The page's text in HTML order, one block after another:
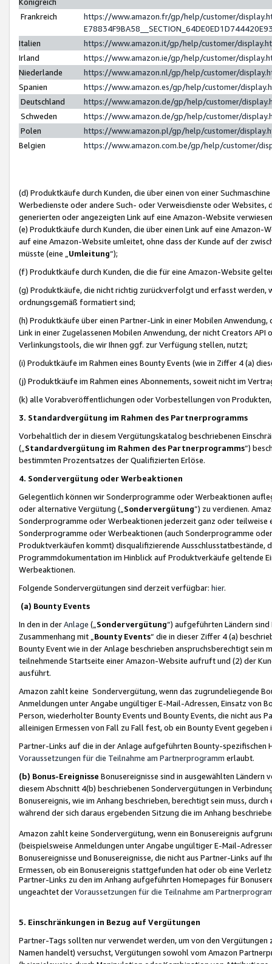
Frankreich
https://www.amazon.fr/gp/help/customer/
Italien
https://www.amazon.it/gp/help/customer/
Irland
https://www.amazon.ie/gp/help/customer/
Niederlande
https://www.amazon.nl/gp/help/customer/
Spanien
https://www.amazon.es/gp/help/customer/
Deutschland
https://www.amazon.de/gp/help/customer/
Schweden
https://www.amazon.de/gp/help/customer/
Polen
https://www.amazon.pl/gp/help/customer/
Belgien
https://www.amazon.com.be/gp/help/customer/
(d) Produktkäufe durch Kunden, die über einen von einer
Werbedienste oder andere Such- oder Verweisdienste oder Websites,
generierten oder angezeigten Link auf eine Amazon-Website
(e) Produktkäufe durch Kunden, die über einen Link auf eine
auf eine Amazon-Website umleitet, ohne dass der Kunde auf der
müsste (eine „ Umleitung“);
(f) Produktkäufe durch Kunden, die die für eine Amazon-Website
(g) Produktkäufe, die nicht richtig zurückverfolgt und erfasst werden,
ordnungsgemäß formatiert sind;
(h) Produktkäufe über einen Partner-Link in einer Mobilen
Link in einer Zugelassenen Mobilen Anwendung, der nicht Creators
Verlinkungstools, die wir Ihnen ggf. zur Verfügung stellen, nutzt;
(i) Produktkäufe im Rahmen eines Bounty Events (wie in Ziffer 4 (a)
(j) Produktkäufe im Rahmen eines Abonnements, soweit nicht im
(k) alle Vorabveröffentlichungen oder Vorbestellungen von
3. Standardvergütung im Rahmen des Partnerprogramms
Vorbehaltlich der in diesem Vergütungskatalog beschriebenen
(„ Standardvergütung im Rahmen des Partnerprogramms“)
bestimmten Prozentsatzes der Qualifizierten Erlöse.
4. Sondervergütung oder Werbeaktionen
Gelegentlich können wir Sonderprogramme oder Werbeaktionen
oder alternative Vergütung („ Sondervergütung”) zu verdienen.
Sonderprogramme oder Werbeaktionen jederzeit ganz oder
Sonderprogramme oder Werbeaktionen (auch Sonderprogramme
Produktverkäufen kommt) disqualifizierende Ausschlusstatbestände,
Programmdokumentation im Hinblick auf Produktverkäufe geltende
Werbeaktionen.
Folgende Sondervergütungen sind derzeit verfügbar: hier.
(a) Bounty Events
In den in derAnlage („ Sondervergütung“) aufgeführten Ländern
Zusammenhang mit „ Bounty Events“ die in dieser Ziffer 4 (a)
Bounty Event wie in der Anlage beschrieben anspruchsberechtigt sein
teilnehmende Startseite einer Amazon-Website aufruft und (2) der
ausführt.
Amazon zahlt keine Sondervergütung, wenn das zugrundeliegende
Anmeldungen unter Angabe ungültiger E-Mail-Adressen, Einsatz von
Person, wiederholter Bounty Events und Bounty Events, die nicht
alleinigen Ermessen von Fall zu Fall fest, ob ein Bounty Event
Partner-Links auf die in der Anlage aufgeführten Bounty-spezifischen
Voraussetzungen für die Teilnahme am Partnerprogramm erlaubt.
(b) Bonus-Ereignisse Bonusereignisse sind in ausgewählten Ländern
diesem Abschnitt 4(b) beschriebenen Sondervergütungen in
Bonusereignis, wie im Anhang beschrieben, berechtigt sein muss,
während der sich daraus ergebenden Sitzung die im Anhang
Amazon zahlt keine Sondervergütung, wenn ein Bonusereignis
(beispielsweise Anmeldungen unter Angabe ungültiger E-Mail-
Bonusereignisse und Bonusereignisse, die nicht aus Partner-Links auf
Ermessen, ob ein Bonusereignis stattgefunden hat oder ob eine
Partner-Links zu den im Anhang aufgeführten Homepages für
ungeachtet derVoraussetzungen für die Teilnahme am
5. Einschränkungen in Bezug auf Vergütungen
Partner-Tags sollten nur verwendet werden, um von den
Namen handelt) versuchst, Vergütungen sowohl vom Amazon